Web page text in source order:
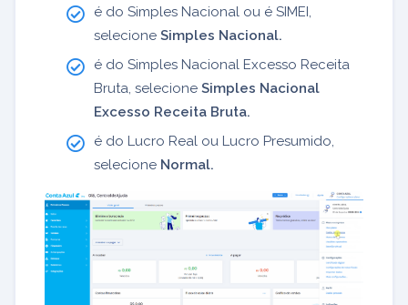
é do Simples Nacional ou é SIMEI,
selecione Simples Nacional.
é do Simples Nacional Excesso Receita
Bruta, selecione Simples Nacional
Excesso Receita Bruta.
é do Lucro Real ou Lucro Presumido,
selecione Normal.